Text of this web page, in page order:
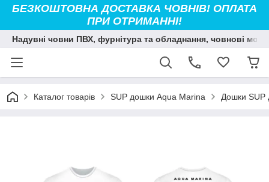
БЕЗКОШТОВНА ДОСТАВКА ЧОВНІВ! ОПЛАТА
ПРИ ОТРИМАННІ!
Надувні човни ПВХ, фурнітура та обладнання, човнові
Каталог товарів SUP дошки Aqua Marina Дошки SUP